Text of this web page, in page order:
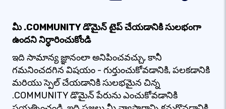
మీ .COMMUNITY డొమైన్ టైప్ చేయడానికి సులభంగా
ఉందని నిర్ధారించుకోండి
ఇది సామాన్య జ్ఞానంలా అనిపించవచ్చు, కానీ
గమనించదగిన విషయం - గుర్తుంచుకోవడానికి, పలకడానికి
మరియు స్పెల్ చేయడానికి సులభమైన చిన్న
.COMMUNITY డొమైన్ పేరును ఎంచుకోవడానికి